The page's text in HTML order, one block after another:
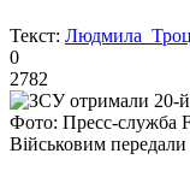
Текст: Людмила
0
2782
Фото: Пресс-служба
Військовим